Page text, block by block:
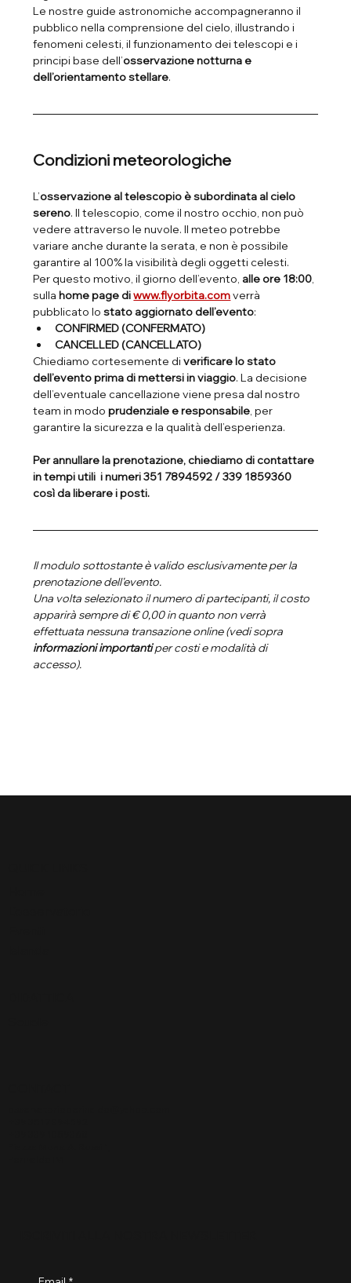
Le nostre guide astronomiche accompagneranno il
pubblico nella comprensione del cielo, illustrando i
fenomeni celesti, il funzionamento dei telescopi e i
principi base dell’osservazione notturna e
dell’orientamento stellare.
Condizioni meteorologiche
L’osservazione al telescopio è subordinata al cielo
sereno. Il telescopio, come il nostro occhio, non può
vedere attraverso le nuvole. Il meteo potrebbe
variare anche durante la serata, e non è possibile
garantire al 100% la visibilità degli oggetti celesti.
Per questo motivo, il giorno dell’evento, alle ore 18:00,
sulla home page di www.flyorbita.com verrà
pubblicato lo stato aggiornato dell’evento:
CONFIRMED (CONFERMATO)
CANCELLED (CANCELLATO)
Chiediamo cortesemente di verificare lo stato
dell’evento prima di mettersi in viaggio. La decisione
dell’eventuale cancellazione viene presa dal nostro
team in modo prudenziale e responsabile, per
garantire la sicurezza e la qualità dell’esperienza.
Per annullare la prenotazione, chiediamo di contattare
in tempi utili  i numeri 351 7894592 / 339 1859360
così da liberare i posti.
Il modulo sottostante è valido esclusivamente per la
prenotazione dell'evento.
Una volta selezionato il numero di partecipanti, il costo
apparirà sempre di € 0,00 in quanto non verrà
effettuata nessuna transazione online (vedi sopra
informazioni importanti per costi e modalità di
accesso).